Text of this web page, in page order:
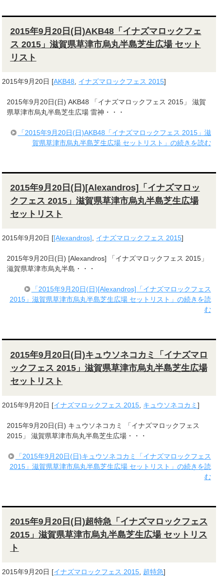
2015年9月20日(日)AKB48「イナズマロックフェ
ス 2015」滋賀県草津市烏丸半島芝生広場 セット
リスト
2015年9月20日 [AKB48 イナズマロックフェス 2015]
2015年9月20日(日) AKB48 「イナズマロックフェス 2015」 滋賀
県草津市烏丸半島芝生広場 雷神・・・
「2015年9月20日(日)AKB48「イナズマロックフェス 2015」滋
賀県草津市烏丸半島芝生広場 セットリスト」の続きを読む
2015年9月20日(日)[Alexandros]「イナズマロッ
クフェス 2015」滋賀県草津市烏丸半島芝生広場
セットリスト
2015年9月20日 [[Alexandros], イナズマロックフェス 2015]
2015年9月20日(日) [Alexandros] 「イナズマロックフェス 2015」
滋賀県草津市烏丸半島・・・
「2015年9月20日(日)[Alexandros]「イナズマロックフェス
2015」滋賀県草津市烏丸半島芝生広場 セットリスト」の続きを読
む
2015年9月20日(日)キュウソネコカミ「イナズマロ
ックフェス 2015」滋賀県草津市烏丸半島芝生広場
セットリスト
2015年9月20日 [イナズマロックフェス 2015 キュウソネコカミ]
2015年9月20日(日) キュウソネコカミ 「イナズマロックフェス
2015」 滋賀県草津市烏丸半島芝生広場・・・
「2015年9月20日(日)キュウソネコカミ「イナズマロックフェス
2015」滋賀県草津市烏丸半島芝生広場 セットリスト」の続きを読
む
2015年9月20日(日)超特急「イナズマロックフェス
2015」滋賀県草津市烏丸半島芝生広場 セットリス
ト
2015年9月20日 [イナズマロックフェス 2015, 超特急]